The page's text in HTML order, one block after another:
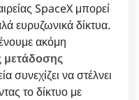
SpaceX μπορεί
ευρυζωνικά δίκτυα.
ακόμη
μετάδοσης
συνεχίζει να στέλνει
το δίκτυο με